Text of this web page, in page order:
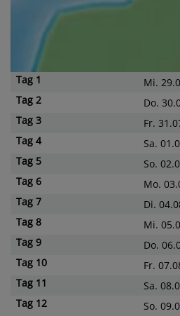
Tag 1 Mi.
Tag 2 Do.
Tag 3 Fr.
Tag 4 Sa.
Tag 5 So.
Tag 6 Mo.
Tag 7 Di.
Tag 8 Mi.
Tag 9 Do.
Tag 10 Fr.
Tag 11 Sa.
Tag 12 So.